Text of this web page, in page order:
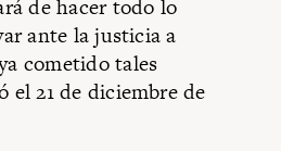
de hacer todo lo
ante la justicia a
cometido tales
el 21 de diciembre de